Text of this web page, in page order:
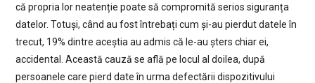
că propria lor neatenție poate să compromită serios siguranța
datelor. Totuși, când au fost întrebați cum și-au pierdut datele în
trecut, 19% dintre aceștia au admis că le-au șters chiar ei,
accidental. Această cauză se află pe locul al doilea, după
persoanele care pierd date în urma defectării dispozitivului